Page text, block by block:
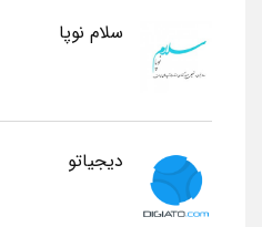
سلام نوپا
دیجیاتو